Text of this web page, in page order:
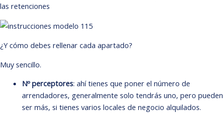
las retenciones
¿Y cómo debes rellenar cada apartado?
Muy sencillo.
Nº perceptores: ahí tienes que poner el número de
arrendadores, generalmente solo tendrás uno, pero pueden
ser más, si tienes varios locales de negocio alquilados.